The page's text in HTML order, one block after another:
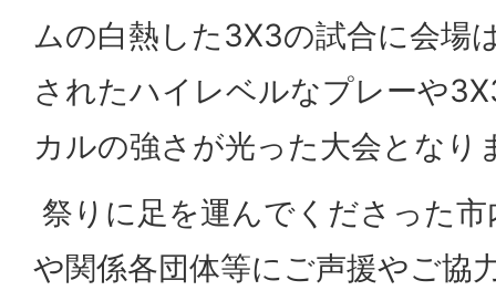
ムの白熱した3X3の試合に会場
されたハイレベルなプレーや
カルの強さが光った大会となり
祭りに足を運んでくださった
や関係各団体等にご声援やご協